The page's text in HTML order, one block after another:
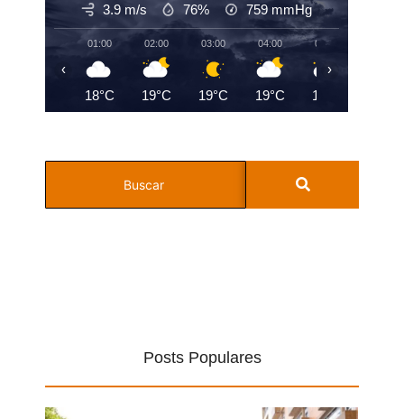
3.9 m/s 76% 759 mmHg
01:00
18°C
02:00
19°C
03:00
19°C
04:00
19°C
05:00
19°C
‹ ›
Posts Populares